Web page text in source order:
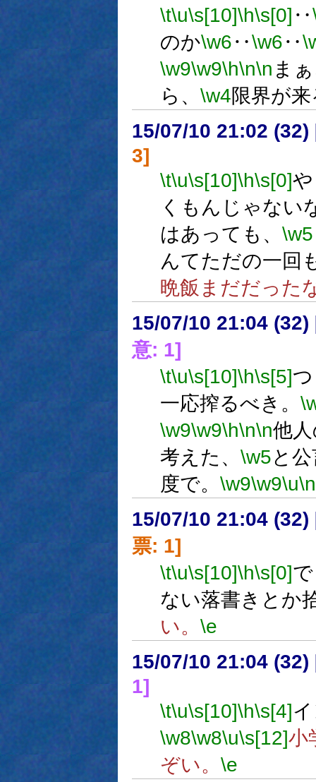
\t\u\s[10]\h\s[0] ‥
のか\w6‥\w6‥
\w9\w9\h\n\n ま
ら、 \w4限界が
15/07/10 21:02 (32)
3]
\t\u\s[10]\h\s[0]
くもんじゃない
はあっても、 \w5
んてただの一回
晩飯まだだった
15/07/10 21:04 (32)
意: 1]
\t\u\s[10]\h\s[5]
一応搾るべき。
\w9\w9\h\n\n他
考えた、 \w5と
度で。 \w9\w9\u\n
15/07/10 21:04 (32)
票: 1]
\t\u\s[10]\h\s[0]
ない落書きとか
い。 \e
15/07/10 21:04 (32)
1]
\t\u\s[10]\h\s[4]
\w8\w8\u\s[12]小
ぞい。 \e